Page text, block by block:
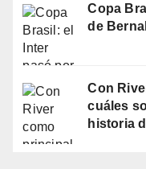
Copa
de
Con
cuáles
historia